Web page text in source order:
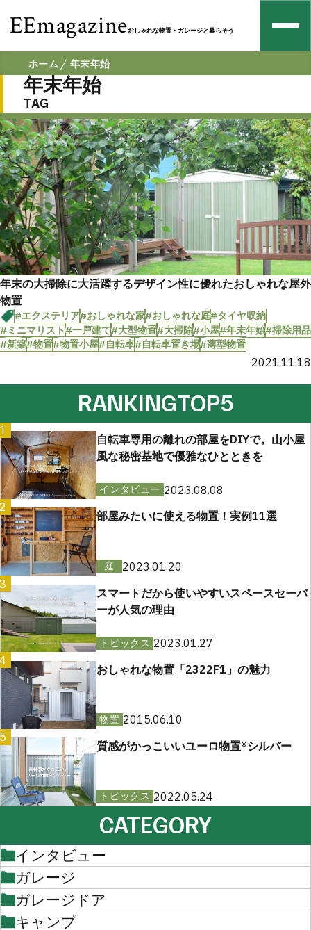
EEmagazineおしゃれな物置・ガレージと暮らそう
ホーム 年末年始
年末年始
TAG
年末の大掃除に大活躍するデザイン性に優れたおしゃれな屋外
物置
#エクステリア#おしゃれな家#おしゃれな庭#タイヤ収納
#ミニマリスト#一戸建て#大型物置#大掃除#小屋#年末年始#掃除用品
#新築#物置#物置小屋#自転車#自転車置き場#薄型物置
2021.11.18
RANKINGTOP5
1
自転車専用の離れの部屋をDIYで。山小屋
風な秘密基地で優雅なひとときを
インタビュー 2023.08.08
2
部屋みたいに使える物置！実例11選
庭
2023.01.20
スマートだから使いやすいスペースセーバ
ーが人気の理由
トピックス 2023.01.27
おしゃれな物置「2322F1」の魅力
物置 2015.06.10
質感がかっこいいユーロ物置®︎シルバー
トピックス 2022.05.24
CATEGORY
インタビュー
ガレージ
ガレージドア
キャンプ